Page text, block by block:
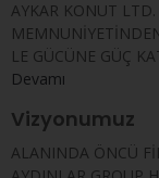
AYKAR KONUT LTD.
LE GÜCÜNE GÜÇ
Devamı
Vizyonumuz
ALANINDA ÖNCÜ